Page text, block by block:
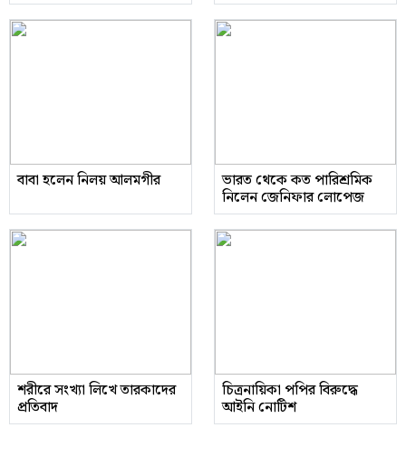
বাবা হলেন নিলয় আলমগীর ভারত থেকে কত পারিশ্রমিক
নিলেন জেনিফার লোপেজ
শরীরে সংখ্যা লিখে তারকাদের
প্রতিবাদ
চিত্রনায়িকা পপির বিরুদ্ধে
আইনি নোটিশ